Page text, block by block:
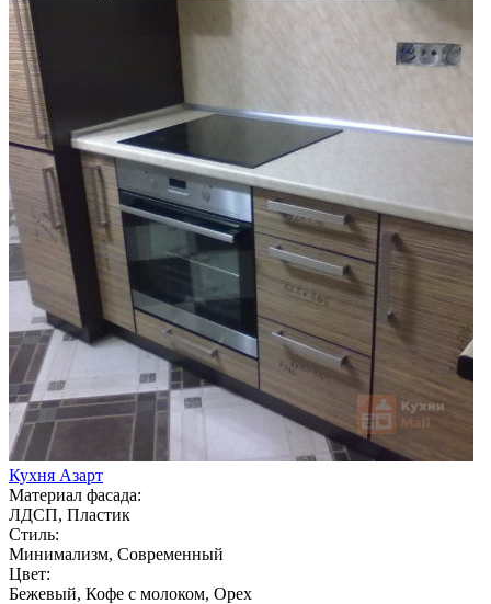
Кухня Азарт
Материал фасада:
ЛДСП, Пластик
Стиль:
Минимализм, Современный
Цвет:
Бежевый, Кофе с молоком, Орех